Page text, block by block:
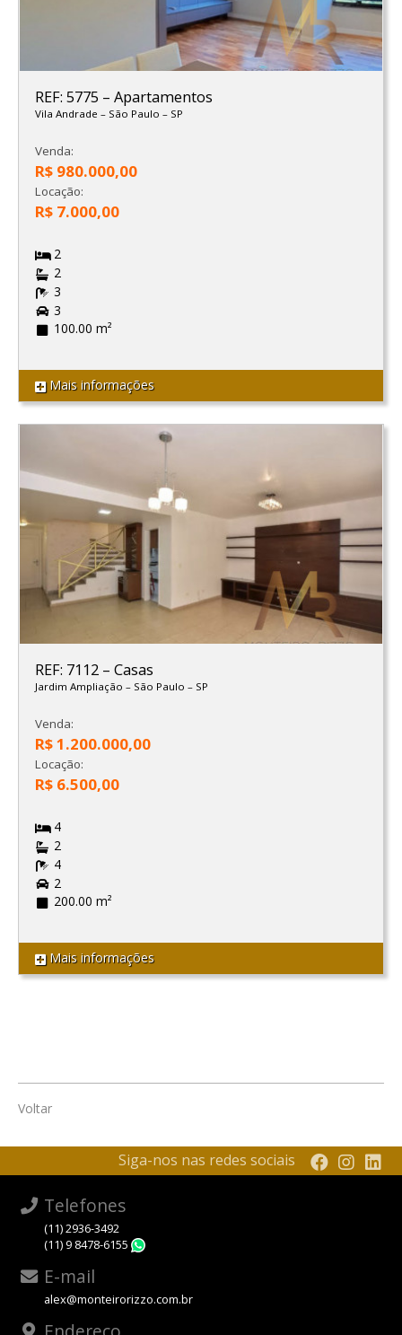
REF: 5775 – Apartamentos
Vila Andrade – São Paulo – SP
Venda:
R$ 980.000,00
Locação:
R$ 7.000,00
2
2
3
3
100.00 m²
Mais informações
REF: 7112 – Casas
Jardim Ampliação – São Paulo – SP
Venda:
R$ 1.200.000,00
Locação:
R$ 6.500,00
4
2
4
2
200.00 m²
Mais informações
Voltar
Siga-nos nas redes sociais
Telefones
(11) 2936-3492
(11) 9 8478-6155
E-mail
alex@monteirorizzo.com.br